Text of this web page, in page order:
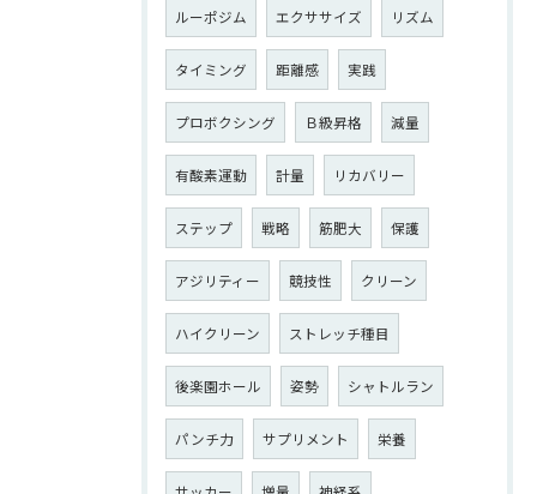
ルーポジム エクササイズ リズム
タイミング 距離感 実践
プロボクシング Ｂ級昇格 減量
有酸素運動 計量 リカバリー
ステップ 戦略 筋肥大 保護
アジリティー 競技性 クリーン
ハイクリーン ストレッチ種目
後楽園ホール 姿勢 シャトルラン
パンチ力 サプリメント 栄養